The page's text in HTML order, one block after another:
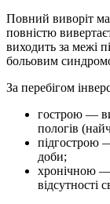
Повний виворіт
повністю
виходить за межі
больовим
За перебігом
гострою —
пологів
підгострою
доби;
хронічною —
відсутності